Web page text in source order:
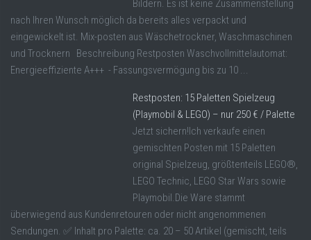
Bildern. Es ist keine Zusammenstellung
nach Ihren Wunsch möglich da bereits alles verpackt und
eingewickelt ist. Mix-posten aus Wäschetrockner, Waschmaschinen
und Trocknern Beschreibung Restposten Waschvollmittelautomat:
Energieeffiziente A+++ - Fassungsvermögung bis zu 10 ...
Restposten: 15 Paletten Spielzeug
(Playmobil & LEGO) – nur 250 € / Palette
Jetzt sichern!Ich verkaufe einen
gemischten Posten mit 15 Paletten
original Spielzeug, größtenteils LEGO®,
LEGO Technic, LEGO Star Wars sowie
Playmobil.Die Ware stammt
überwiegend aus Kundenretouren oder nicht angenommenen
Sendungen. ✅ Inhalt pro Palette: ca. 20 – 50 Artikel (gemischt, teils